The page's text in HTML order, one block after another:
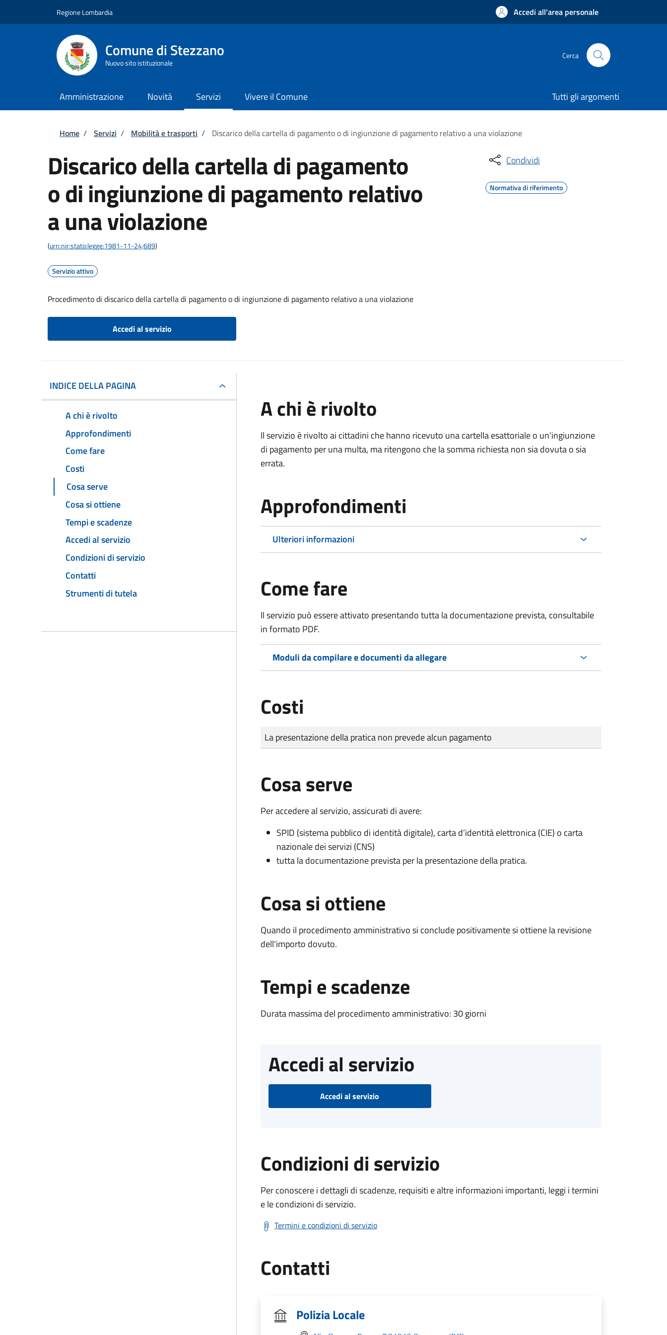
Regione Lombardia Accedi all'area personale
Comune di Stezzano
Nuovo sito istituzionale
Cerca
Amministrazione Novità Servizi Vivere il Comune Tutti gli argomenti
Briciole di pane
Home / Servizi / Mobilità e trasporti / Discarico della cartella di pagamento o di ingiunzione di pagamento relativo a una violazione
Discarico della cartella di pagamento
o di ingiunzione di pagamento relativo
a una violazione
(urn:nir:stato:legge:1981-11-24;689)
Servizio attivo
Procedimento di discarico della cartella di pagamento o di ingiunzione di pagamento relativo a una violazione
Accedi al servizio
Condividi
Normativa di riferimento
INDICE DELLA PAGINA
A chi è rivolto
Approfondimenti
Come fare
Costi
Cosa serve
Cosa si ottiene
Tempi e scadenze
Accedi al servizio
Condizioni di servizio
Contatti
Strumenti di tutela
A chi è rivolto
Il servizio è rivolto ai cittadini che hanno ricevuto una cartella esattoriale o un'ingiunzione
di pagamento per una multa, ma ritengono che la somma richiesta non sia dovuta o sia
errata.
Approfondimenti
Ulteriori informazioni
Come fare
Il servizio può essere attivato presentando tutta la documentazione prevista, consultabile
in formato PDF.
Moduli da compilare e documenti da allegare
Costi
Tipo di pagamento
Importo
La presentazione della pratica non prevede alcun pagamento
Cosa serve
Per accedere al servizio, assicurati di avere:
SPID (sistema pubblico di identità digitale), carta d’identità elettronica (CIE) o carta
nazionale dei servizi (CNS)
tutta la documentazione prevista per la presentazione della pratica.
Cosa si ottiene
Quando il procedimento amministrativo si conclude positivamente si ottiene la revisione
dell'importo dovuto.
Tempi e scadenze
Durata massima del procedimento amministrativo: 30 giorni
Accedi al servizio
Accedi al servizio
Condizioni di servizio
Per conoscere i dettagli di scadenze, requisiti e altre informazioni importanti, leggi i termini
e le condizioni di servizio.
Termini e condizioni di servizio
Contatti
Polizia Locale